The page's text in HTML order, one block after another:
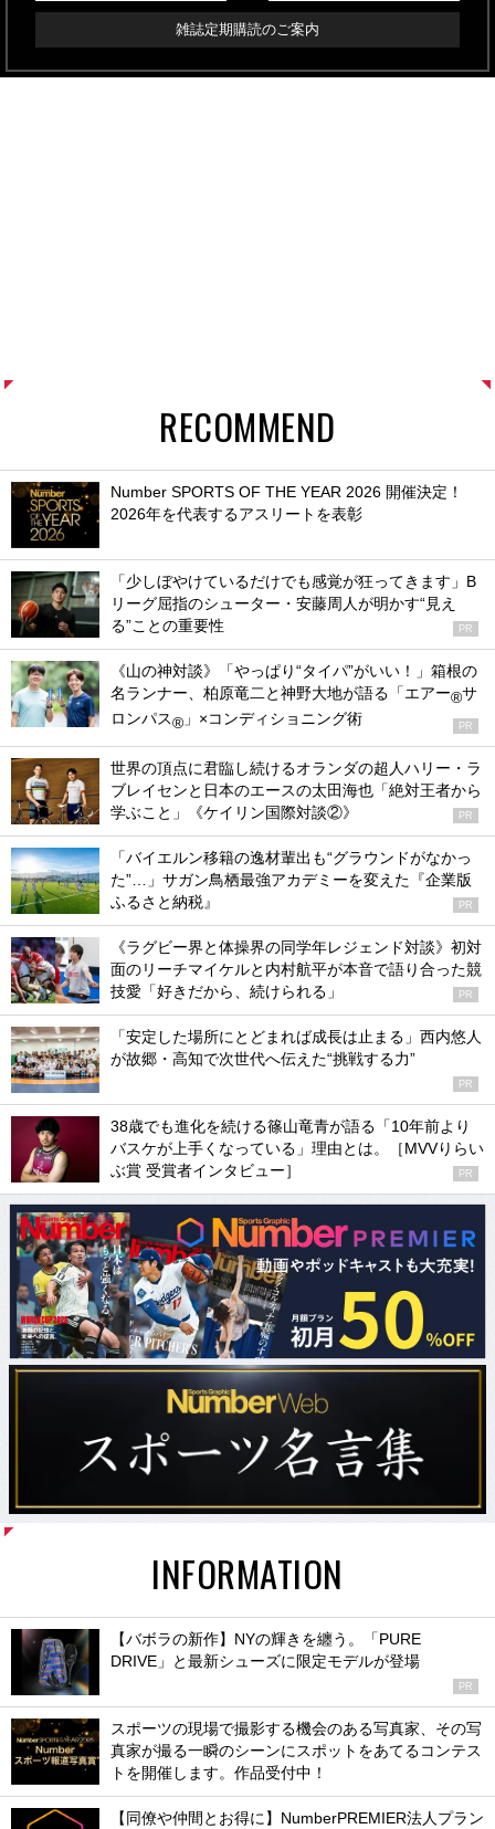
雑誌定期購読のご案内
RECOMMEND
Number SPORTS OF THE YEAR 2026 開催決定！
2026年を代表するアスリートを表彰
「少しぼやけているだけでも感覚が狂ってきます」B
リーグ屈指のシューター・安藤周人が明かす“見え
る”ことの重要性
PR
《山の神対談》「やっぱり“タイパ”がいい！」箱根の
名ランナー、柏原竜二と神野大地が語る「エアー®サ
ロンパス® 」×コンディショニング術 PR
世界の頂点に君臨し続けるオランダの超人ハリー・ラ
ブレイセンと日本のエースの太田海也「絶対王者から
学ぶこと」《ケイリン国際対談②》
PR
「バイエルン移籍の逸材輩出も“グラウンドがなかっ
た”…」サガン鳥栖最強アカデミーを変えた『企業版
ふるさと納税』
PR
《ラグビー界と体操界の同学年レジェンド対談》初対
面のリーチマイケルと内村航平が本音で語り合った競
技愛「好きだから、続けられる」
PR
「安定した場所にとどまれば成長は止まる」西内悠人
が故郷・高知で次世代へ伝えた“挑戦する力”
PR
38歳でも進化を続ける篠山竜青が語る「10年前より
バスケが上手くなっている」理由とは。［MVVりらい
ぶ賞 受賞者インタビュー］
PR
INFORMATION
【バボラの新作】NYの輝きを纏う。「PURE
DRIVE」と最新シューズに限定モデルが登場
PR
スポーツの現場で撮影する機会のある写真家、その写
真家が撮る一瞬のシーンにスポットをあてるコンテス
トを開催します。作品受付中！
【同僚や仲間とお得に】NumberPREMIER法人プラン